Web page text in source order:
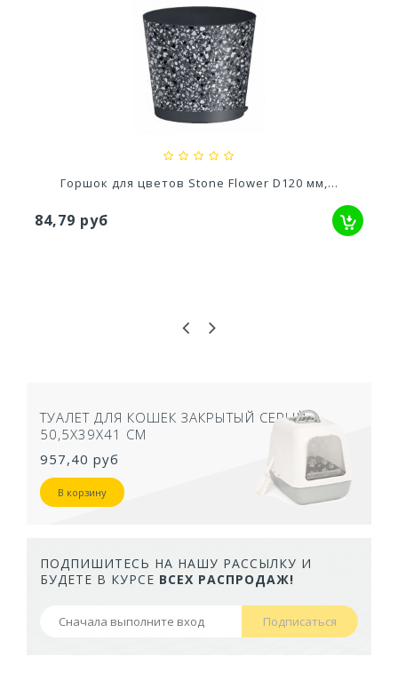
Ускоритель компоста 60гр
Горшок для цветов Stone Flower D120 мм,...
84,79 руб
ТУАЛЕТ ДЛЯ КОШЕК ЗАКРЫТЫЙ СЕРЫЙ
50,5Х39Х41 СМ
957,40 руб
В корзину
ПОДПИШИТЕСЬ НА НАШУ РАССЫЛКУ И
БУДЕТЕ В КУРСЕ ВСЕХ РАСПРОДАЖ!
Подписаться